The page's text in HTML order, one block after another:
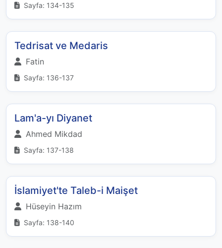
Sayfa: 134-135
Tedrisat ve Medaris
Fatin
Sayfa: 136-137
Lam'a-yı Diyanet
Ahmed Mikdad
Sayfa: 137-138
İslamiyet'te Taleb-i Maişet
Hüseyin Hazım
Sayfa: 138-140